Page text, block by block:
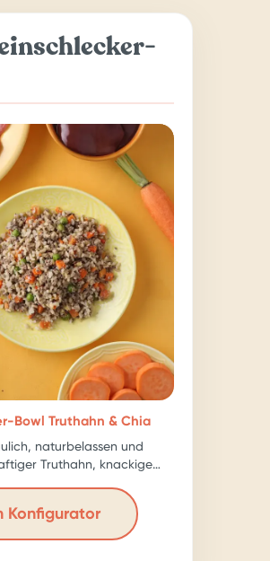
Bowl Truthahn & Chia
naturbelassen und
Truthahn, knackige
Konfigurator